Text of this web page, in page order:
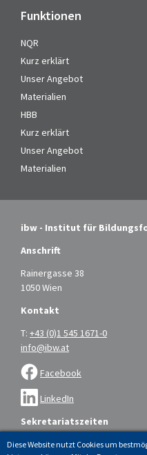
Funktionen
NQR
Kurz erklärt
Unser Angebot
Materialien
HBB
Kurz erklärt
Unser Angebot
Materialien
ibw - Institut für
Anschrift
Rainergasse 38
1050 Wien
Kontakt
T: +43 (0)1 545 1671-0
info@ibw.at
Facebook
LinkedIn
Sekretariatszeiten
Montag bis Donnerstag: 9.00 –
Diese Website nutzt Cookies um